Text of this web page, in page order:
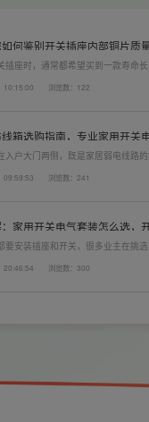
何鉴别开关插座内部铜片质
插座时，通常都希望买到一款寿命
插孔间距越宽二三插同时插入越方便)
10:15:00 浏览数：122
箱选购指南，专业家用开关
入户大门两侧，既是家居弱电线路
家用开关电气套装厂家，可以同时
09:59:53 浏览数：241
家用开关电气套装怎么选，
要安装插座和开关，很多业主在挑
标。
20:46:54 浏览数：300